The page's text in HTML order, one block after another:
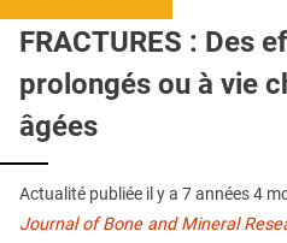
CRÉDITS
FRACTURES : Des
prolongés ou à vie
âgées
Actualité publiée il y a 7 années 4
Journal of Bone and Mineral